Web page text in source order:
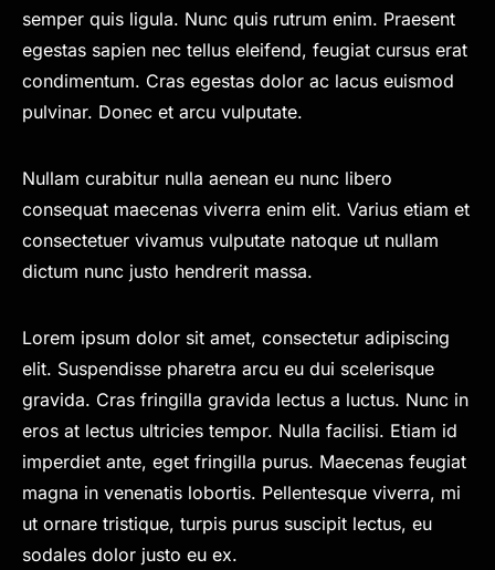
semper quis ligula. Nunc quis rutrum enim. Praesent
egestas sapien nec tellus eleifend, feugiat cursus erat
condimentum. Cras egestas dolor ac lacus euismod
pulvinar. Donec et arcu vulputate.
Nullam curabitur nulla aenean eu nunc libero
consequat maecenas viverra enim elit. Varius etiam et
consectetuer vivamus vulputate natoque ut nullam
dictum nunc justo hendrerit massa.
Lorem ipsum dolor sit amet, consectetur adipiscing
elit. Suspendisse pharetra arcu eu dui scelerisque
gravida. Cras fringilla gravida lectus a luctus. Nunc in
eros at lectus ultricies tempor. Nulla facilisi. Etiam id
imperdiet ante, eget fringilla purus. Maecenas feugiat
magna in venenatis lobortis. Pellentesque viverra, mi
ut ornare tristique, turpis purus suscipit lectus, eu
sodales dolor justo eu ex.